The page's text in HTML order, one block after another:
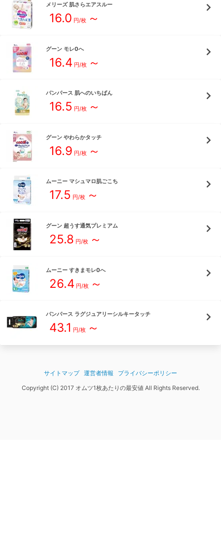
メリーズ 肌さらエアスルー
16.0 円/枚 ～
グーン モレ0へ
16.4 円/枚 ～
パンパース 肌へのいちばん
16.5 円/枚 ～
グーン やわらかタッチ
16.9 円/枚 ～
ムーニー マシュマロ肌ごこち
17.5 円/枚 ～
グーン 超うす通気プレミアム
25.8 円/枚 ～
ムーニー すきまモレ0へ
26.4 円/枚 ～
パンパース ラグジュアリーシルキータッチ
43.1 円/枚 ～
サイトマップ 運営者情報
プライバシーポリシー
Copyright (C) 2017 オムツ1枚あたりの最安値 All Rights Reserved.